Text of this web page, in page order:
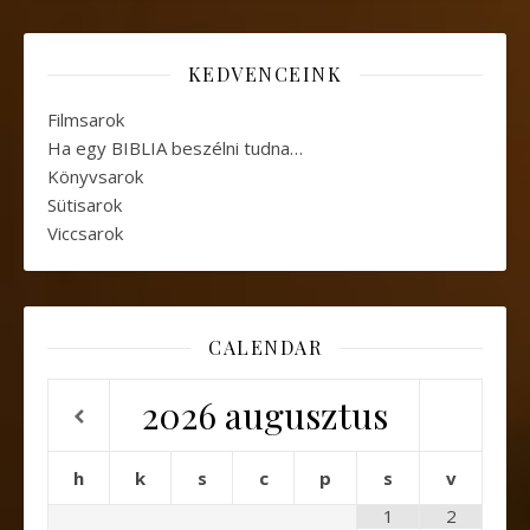
KEDVENCEINK
Filmsarok
Ha egy BIBLIA beszélni tudna…
Könyvsarok
Sütisarok
Viccsarok
CALENDAR
2026 augusztus
h k s c p s
v
1
2